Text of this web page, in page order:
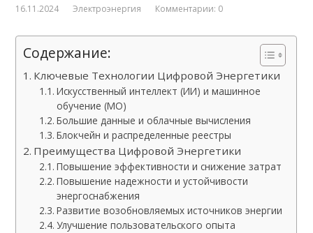
16.11.2024 Электроэнергия Комментарии: 0
Содержание:
Ключевые Технологии Цифровой Энергетики
Искусственный интеллект (ИИ) и машинное
обучение (МО)
Большие данные и облачные вычисления
Блокчейн и распределенные реестры
Преимущества Цифровой Энергетики
Повышение эффективности и снижение затрат
Повышение надежности и устойчивости
энергоснабжения
Развитие возобновляемых источников энергии
Улучшение пользовательского опыта